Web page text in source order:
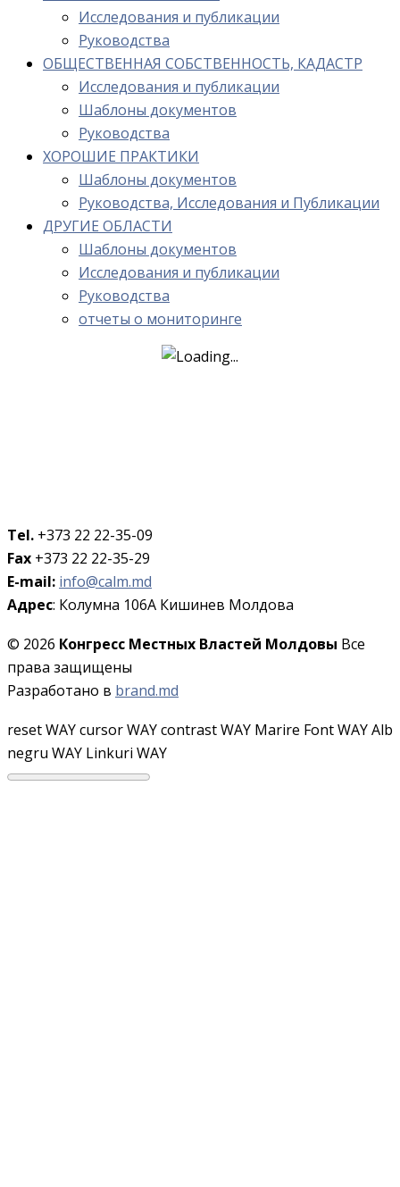
Исследования и публикации
Руководства
ОБЩЕСТВЕННАЯ СОБСТВЕННОСТЬ, КАДАСТР
Исследования и публикации
Шаблоны документов
Руководства
ХОРОШИЕ ПРАКТИКИ
Шаблоны документов
Руководства, Исследования и Публикации
ДРУГИЕ ОБЛАСТИ
Шаблоны документов
Исследования и публикации
Руководства
отчеты о мониторинге
Tel. +373 22 22-35-09
Fax +373 22 22-35-29
E-mail: info@calm.md
Адрес: Колумна 106A Кишинев Молдова
© 2026 Конгресс Местных Властей Молдовы Все
права защищены
Разработано в brand.md
reset WAYcursor WAYcontrast WAY Marire Font WAYAlb
negru WAY Linkuri WAY